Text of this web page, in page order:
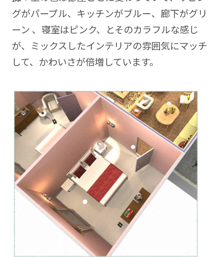
グがパープル、キッチンがブルー、廊下がグリ
ーン 、寝室はピンク、とそのカラフルな感じ
が、ミックスしたインテリアの雰囲気にマッチ
して、かわいさが倍増しています。